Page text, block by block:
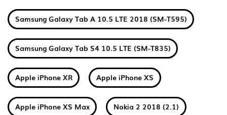
Samsung Galaxy Tab A 10.5 LTE 2018 (SM-T595)
Samsung Galaxy Tab S4 10.5 LTE (SM-T835)
Apple iPhone XR Apple iPhone XS
Apple iPhone XS Max Nokia 2 2018 (2.1)